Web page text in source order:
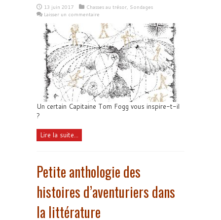
13 juin 2017 Chasses au trésor, Sondages
Laisser un commentaire
Un certain Capitaine Tom Fogg vous inspire-t-il
?
Lire la suite...
Petite anthologie des
histoires d’aventuriers dans
la littérature